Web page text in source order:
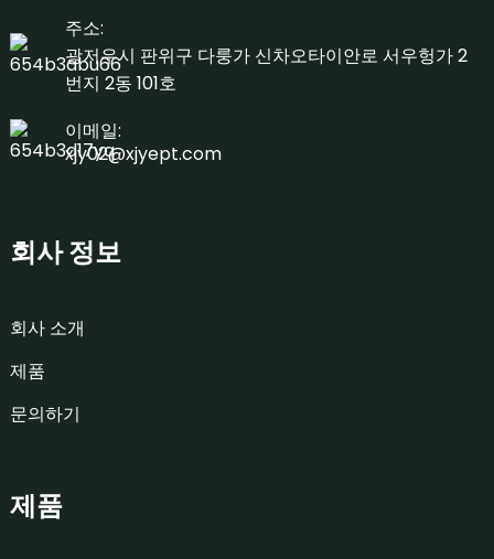
주소:
광저우시 판위구 다룽가 신차오타이안로 서우헝가 2
번지 2동 101호
이메일:
xjy02@xjyept.com
회사 정보
회사 소개
제품
문의하기
제품